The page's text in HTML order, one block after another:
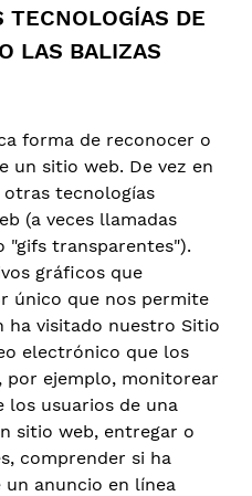
TECNOLOGÍAS DE
LAS BALIZAS
forma de reconocer o
un sitio web. De vez en
tecnologías
(a veces llamadas
"gifs transparentes").
gráficos que
único que nos permite
ha visitado nuestro Sitio
electrónico que los
por ejemplo, monitorear
usuarios de una
sitio web, entregar o
comprender si ha
un anuncio en línea